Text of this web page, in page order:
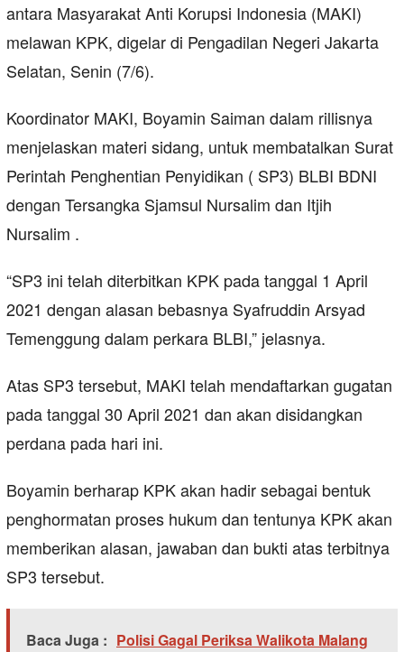
antara Masyarakat Anti Korupsi Indonesia (MAKI)
melawan KPK, digelar di Pengadilan Negeri Jakarta
Selatan, Senin (7/6).
Koordinator MAKI, Boyamin Saiman dalam rillisnya
menjelaskan materi sidang, untuk membatalkan Surat
Perintah Penghentian Penyidikan ( SP3) BLBI BDNI
dengan Tersangka Sjamsul Nursalim dan Itjih
Nursalim .
“SP3 ini telah diterbitkan KPK pada tanggal 1 April
2021 dengan alasan bebasnya Syafruddin Arsyad
Temenggung dalam perkara BLBI,” jelasnya.
Atas SP3 tersebut, MAKI telah mendaftarkan gugatan
pada tanggal 30 April 2021 dan akan disidangkan
perdana pada hari ini.
Boyamin berharap KPK akan hadir sebagai bentuk
penghormatan proses hukum dan tentunya KPK akan
memberikan alasan, jawaban dan bukti atas terbitnya
SP3 tersebut.
Baca Juga : Polisi Gagal Periksa Walikota Malang